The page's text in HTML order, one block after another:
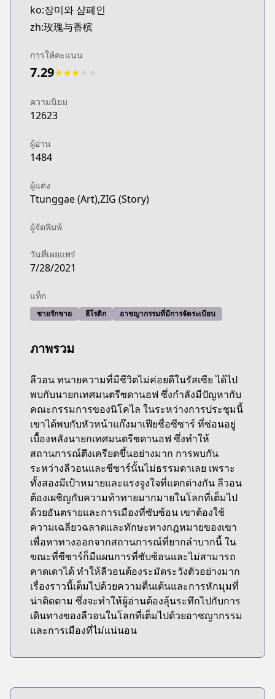
ko:장미와 샴페인
zh:玫瑰与香槟
การให้คะแนน
7.29★★★
ความนิยม
12623
ผู้อ่าน
1484
ผู้แต่ง
Ttunggae (Art),ZIG (Story)
ผู้จัดพิมพ์
วันที่เผยแพร่
7/28/2021
แท็ก
ชายรักชาย อีโรติก อาชญากรรมที่มีการจัดระเบียบ
ภาพรวม
ลีวอน ทนายความที่มีชีวิตไม่ค่อยดีในรัสเซีย ได้ไป
พบกับนายกเทศมนตรีซดานอฟ ซึ่งกำลังมีปัญหากับ
คณะกรรมการของนิโคไล ในระหว่างการประชุมนี้
เขาได้พบกับหัวหน้าแก๊งมาเฟียชื่อซีซาร์ ที่ซ่อนอยู่
เบื้องหลังนายกเทศมนตรีซดานอฟ ซึ่งทำให้
สถานการณ์ตึงเครียดขึ้นอย่างมาก การพบกัน
ระหว่างลีวอนและซีซาร์นั้นไม่ธรรมดาเลย เพราะ
ทั้งสองมีเป้าหมายและแรงจูงใจที่แตกต่างกัน ลีวอน
ต้องเผชิญกับความท้าทายมากมายในโลกที่เต็มไป
ด้วยอันตรายและการเมืองที่ซับซ้อน เขาต้องใช้
ความเฉลียวฉลาดและทักษะทางกฎหมายของเขา
เพื่อหาทางออกจากสถานการณ์ที่ยากลำบากนี้ ใน
ขณะที่ซีซาร์ก็มีแผนการที่ซับซ้อนและไม่สามารถ
คาดเดาได้ ทำให้ลีวอนต้องระมัดระวังตัวอย่างมาก
เรื่องราวนี้เต็มไปด้วยความตื่นเต้นและการหักมุมที่
น่าติดตาม ซึ่งจะทำให้ผู้อ่านต้องลุ้นระทึกไปกับการ
เดินทางของลีวอนในโลกที่เต็มไปด้วยอาชญากรรม
และการเมืองที่ไม่แน่นอน